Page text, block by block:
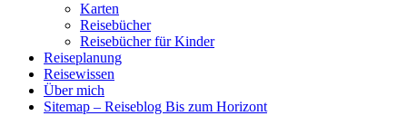
Karten
Reisebücher
Reisebücher für Kinder
Reiseplanung
Reisewissen
Über mich
Sitemap – Reiseblog Bis zum Horizont